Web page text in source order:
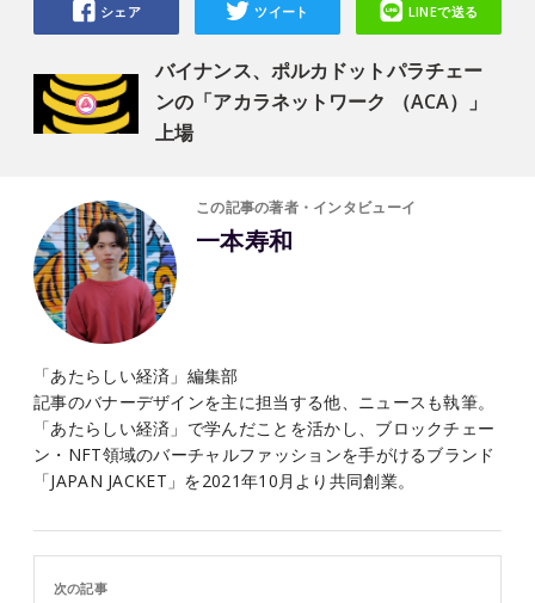
バイナンス、ポルカドットパラチェー
ンの「アカラネットワーク （ACA）」
上場
シェア ツイート LINEで送る
この記事の著者・インタビューイ
一本寿和
「あたらしい経済」編集部
記事のバナーデザインを主に担当する他、ニュースも執筆。
「あたらしい経済」で学んだことを活かし、ブロックチェー
ン・NFT領域のバーチャルファッションを手がけるブランド
「JAPAN JACKET」を2021年10月より共同創業。
次の記事